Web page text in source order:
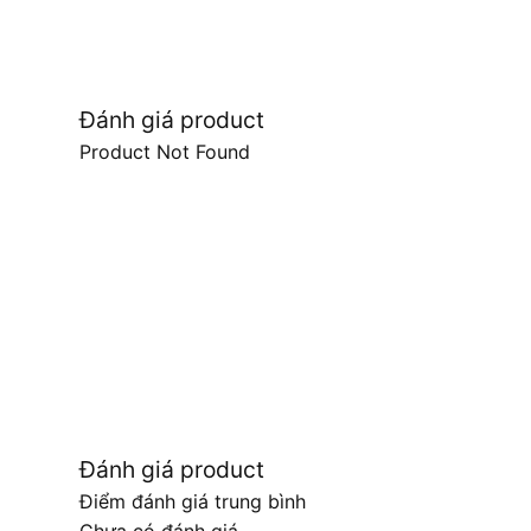
Đánh giá product
Product Not Found
Đánh giá product
Điểm đánh giá trung bình